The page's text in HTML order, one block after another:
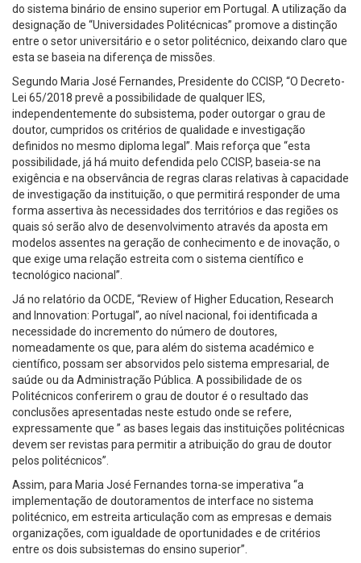
do sistema binário de ensino superior em Portugal. A utilização da
designação de “Universidades Politécnicas” promove a distinção
entre o setor universitário e o setor politécnico, deixando claro que
esta se baseia na diferença de missões.
Segundo Maria José Fernandes, Presidente do CCISP, “O Decreto-
Lei 65/2018 prevê a possibilidade de qualquer IES,
independentemente do subsistema, poder outorgar o grau de
doutor, cumpridos os critérios de qualidade e investigação
definidos no mesmo diploma legal”. Mais reforça que “esta
possibilidade, já há muito defendida pelo CCISP, baseia-se na
exigência e na observância de regras claras relativas à capacidade
de investigação da instituição, o que permitirá responder de uma
forma assertiva às necessidades dos territórios e das regiões os
quais só serão alvo de desenvolvimento através da aposta em
modelos assentes na geração de conhecimento e de inovação, o
que exige uma relação estreita com o sistema científico e
tecnológico nacional”.
Já no relatório da OCDE, “Review of Higher Education, Research
and Innovation: Portugal”, ao nível nacional, foi identificada a
necessidade do incremento do número de doutores,
nomeadamente os que, para além do sistema académico e
científico, possam ser absorvidos pelo sistema empresarial, de
saúde ou da Administração Pública. A possibilidade de os
Politécnicos conferirem o grau de doutor é o resultado das
conclusões apresentadas neste estudo onde se refere,
expressamente que ” as bases legais das instituições politécnicas
devem ser revistas para permitir a atribuição do grau de doutor
pelos politécnicos”.
Assim, para Maria José Fernandes torna-se imperativa “a
implementação de doutoramentos de interface no sistema
politécnico, em estreita articulação com as empresas e demais
organizações, com igualdade de oportunidades e de critérios
entre os dois subsistemas do ensino superior”.